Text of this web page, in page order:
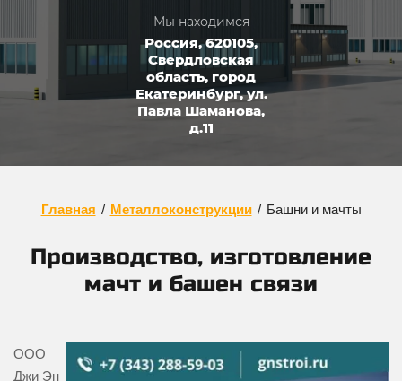
Мы находимся
Россия, 620105,
Свердловская
область, город
Екатеринбург, ул.
Павла Шаманова,
д.11
Главная / Металлоконструкции / Башни и мачты
Производство, изготовление
мачт и башен связи
ООО
Джи Эн